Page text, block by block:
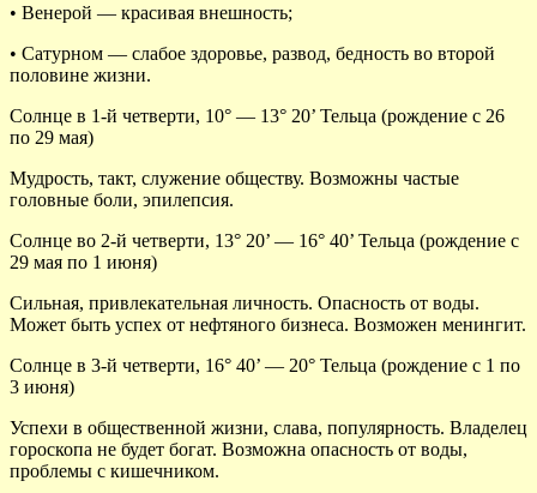
• Венерой — красивая внешность;
• Сатурном — слабое здоровье, развод, бедность во второй
половине жизни.
Солнце в 1-й четверти, 10° — 13° 20’ Тельца (рождение с 26
по 29 мая)
Мудрость, такт, служение обществу. Возможны частые
головные боли, эпилепсия.
Солнце во 2-й четверти, 13° 20’ — 16° 40’ Тельца (рождение с
29 мая по 1 июня)
Сильная, привлекательная личность. Опасность от воды.
Может быть успех от нефтяного бизнеса. Возможен менингит.
Солнце в 3-й четверти, 16° 40’ — 20° Тельца (рождение с 1 по
3 июня)
Успехи в общественной жизни, слава, популярность. Владелец
гороскопа не будет богат. Возможна опасность от воды,
проблемы с кишечником.